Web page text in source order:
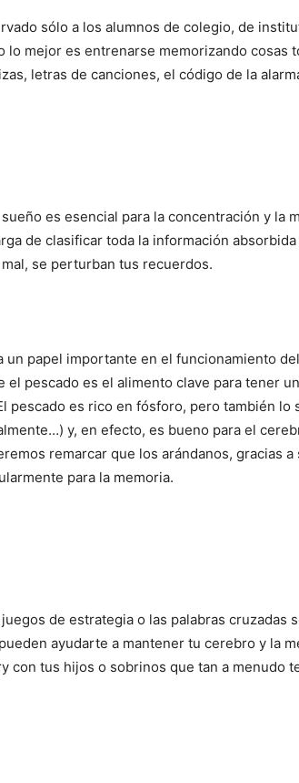
sólo a los alumnos de colegio, de
mejor es entrenarse memorizando cosas
letras de canciones, el código de la
es esencial para la concentración y la
de clasificar toda la información
se perturban tus recuerdos.
un papel importante en el funcionamiento
el pescado es el alimento clave para tener
pescado es rico en fósforo, pero también lo
y, en efecto, es bueno para el
remarcar que los arándanos, gracias a
para la memoria.
de estrategia o las palabras cruzadas
ayudarte a mantener tu cerebro y la
con tus hijos o sobrinos que tan a menudo